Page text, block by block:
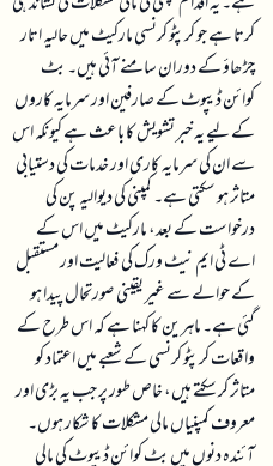
کرتا ہے جو کرپٹو کرنسی مارکیٹ میں حالیہ اتار
چڑھاؤ کے دوران سامنے آئی ہیں۔ بٹ
کوائن ڈیپوٹ کے صارفین اور سرمایہ کاروں
کے لیے یہ خبر تشویش کا باعث ہے کیونکہ اس
سے ان کی سرمایہ کاری اور خدمات کی دستیابی
متاثر ہو سکتی ہے۔ کمپنی کی دیوالیہ پن کی
درخواست کے بعد، مارکیٹ میں اس کے
اے ٹی ایم نیٹ ورک کی فعالیت اور مستقبل
کے حوالے سے غیر یقینی صورتحال پیدا ہو
گئی ہے۔ ماہرین کا کہنا ہے کہ اس طرح کے
واقعات کرپٹو کرنسی کے شعبے میں اعتماد کو
متاثر کر سکتے ہیں، خاص طور پر جب یہ بڑی اور
معروف کمپنیاں مالی مشکلات کا شکار ہوں۔
آئندہ دنوں میں بٹ کوائن ڈیپوٹ کی مالی